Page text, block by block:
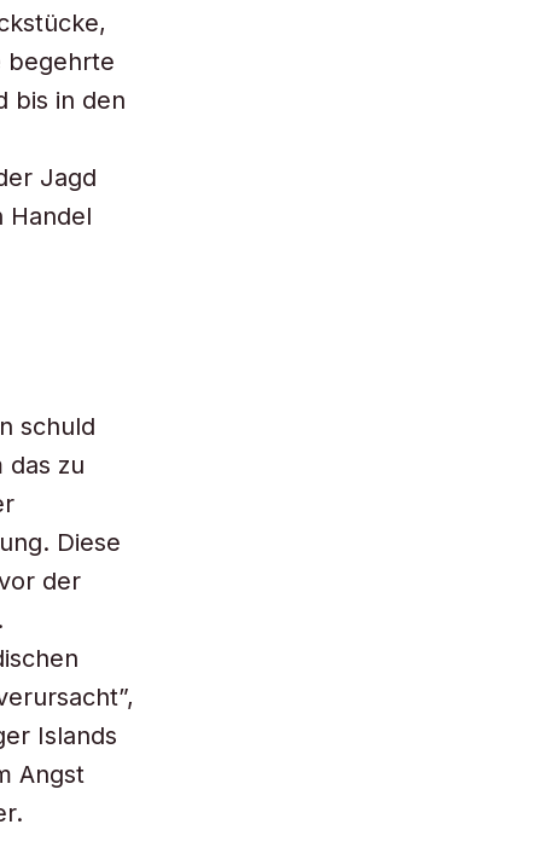
begehrte
bis in den
Jagd
Handel
schuld
das zu
Diese
der
Islands
Angst